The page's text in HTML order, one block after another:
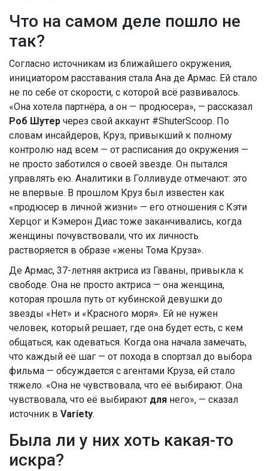
Что на самом деле пошло не
так?
Согласно источникам из ближайшего окружения,
инициатором расставания стала Ана де Армас. Ей стало
не по себе от скорости, с которой всё развивалось.
«Она хотела партнёра, а он — продюсера», — рассказал
Роб Шутер через свой аккаунт #ShuterScoop. По
словам инсайдеров, Круз, привыкший к полному
контролю над всем — от расписания до окружения —
не просто заботился о своей звезде. Он пытался
управлять ею. Аналитики в Голливуде отмечают: это
не впервые. В прошлом Круз был известен как
«продюсер в личной жизни» — его отношения с Кэти
Херцог и Кэмерон Диас тоже заканчивались, когда
женщины почувствовали, что их личность
растворяется в образе «жены Тома Круза».
Де Армас, 37-летняя актриса из Гаваны, привыкла к
свободе. Она не просто актриса — она женщина,
которая прошла путь от кубинской девушки до
звезды «Нет» и «Красного моря». Ей не нужен
человек, который решает, где она будет есть, с кем
общаться, как одеваться. Когда она начала замечать,
что каждый её шаг — от похода в спортзал до выбора
фильма — обсуждается с агентами Круза, ей стало
тяжело. «Она не чувствовала, что её выбирают. Она
чувствовала, что её выбирают для него», — сказал
источник в Variety.
Была ли у них хоть какая-то
искра?